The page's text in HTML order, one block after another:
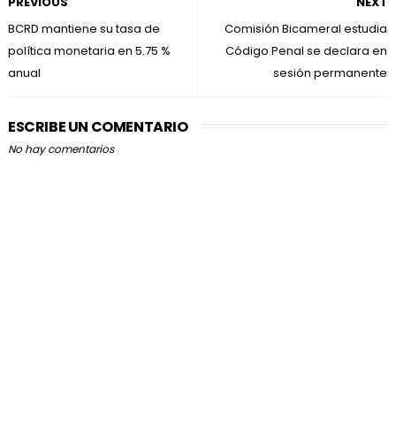
Comisión Bicameral estudia
Código Penal se declara en
sesión permanente
BCRD mantiene su tasa de
política monetaria en 5.75 %
anual
ESCRIBE UN COMENTARIO
No hay comentarios